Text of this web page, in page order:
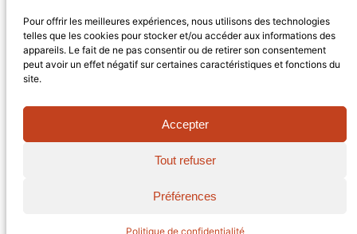
Pour offrir les meilleures expériences, nous utilisons des technologies
telles que les cookies pour stocker et/ou accéder aux informations des
appareils. Le fait de ne pas consentir ou de retirer son consentement
peut avoir un effet négatif sur certaines caractéristiques et fonctions du
site.
Accepter
Tout refuser
Préférences
Politique de confidentialité
Vous êtes un particulier, une entreprise ou une
institution, écrivez-nous, nos équipes vous
répondrons avec plaisir dans les plus brefs délais.
Politique de confidentialité